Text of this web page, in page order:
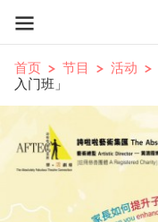
首页 节目 活动
入门班」